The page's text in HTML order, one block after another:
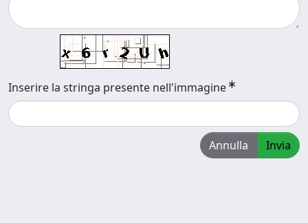
Inserire la stringa presente nell'immagine
Annulla Invia